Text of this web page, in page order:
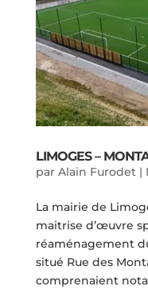
LIMOGES –
par Alain Furodet|
La mairie de
maitrise d’œuvre
réaménagement
situé Rue des
comprenaient